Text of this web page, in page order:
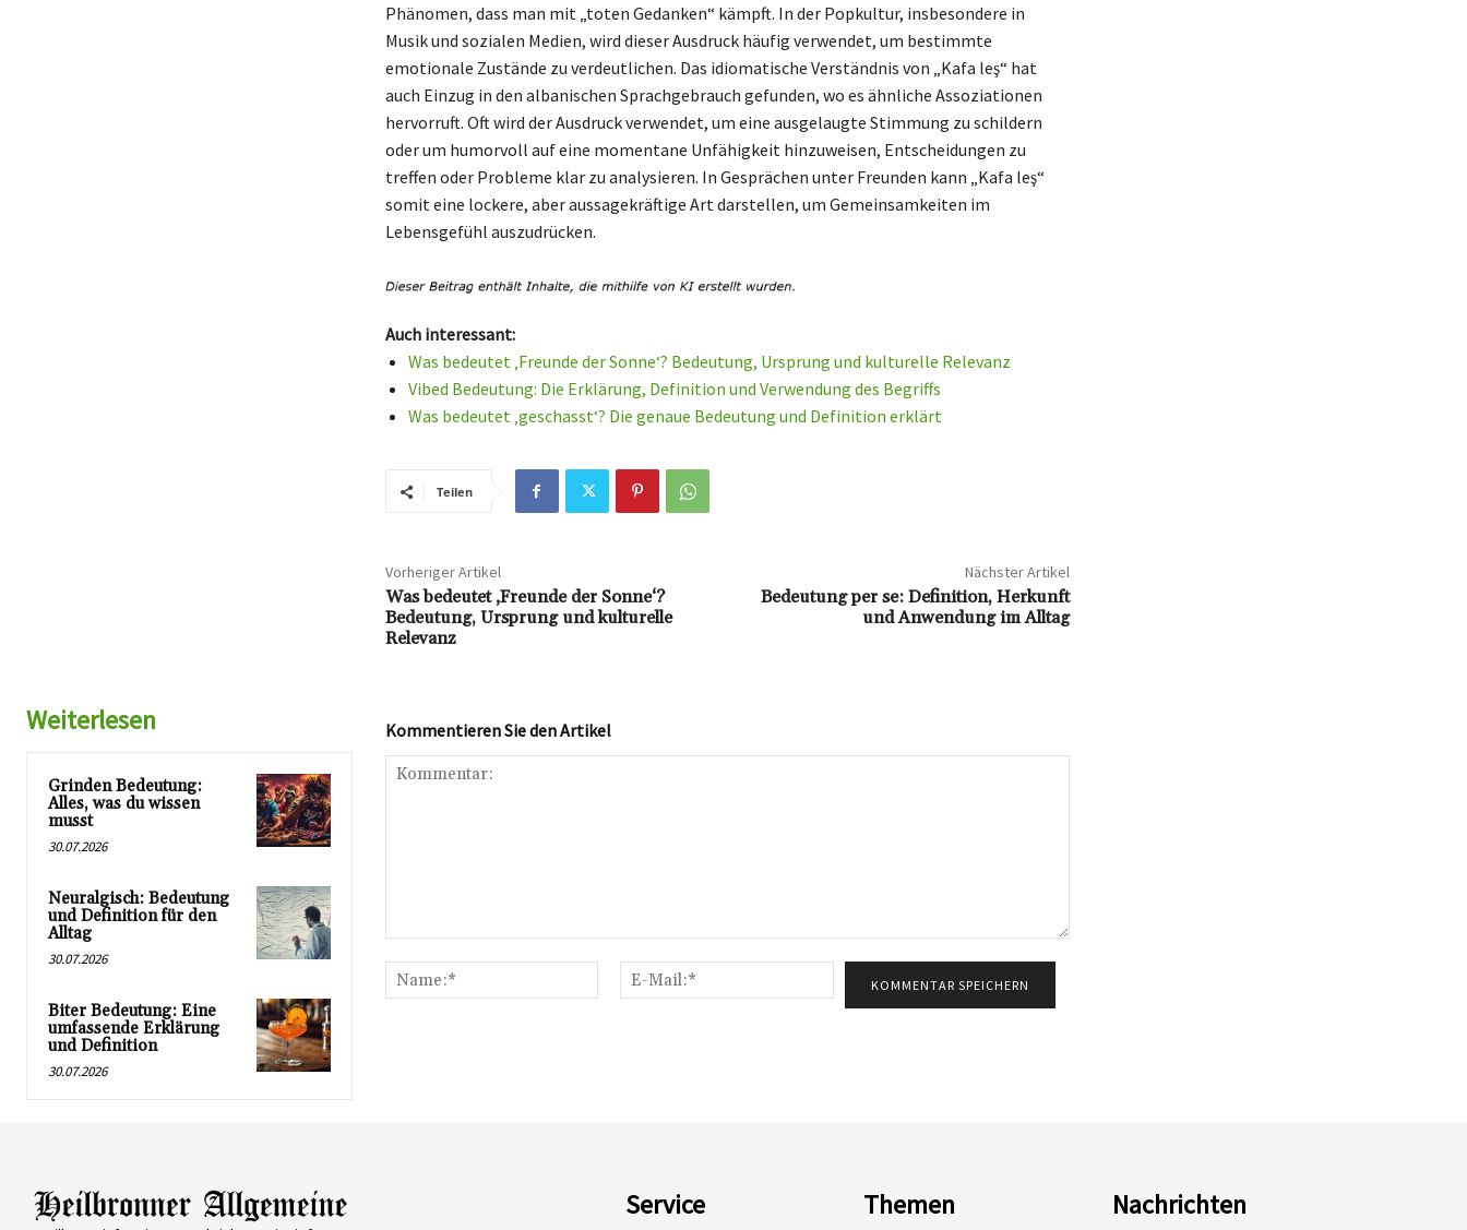
Phänomen, dass man mit „toten Gedanken“ kämpft. In der Popkultur, insbesondere in
Musik und sozialen Medien, wird dieser Ausdruck häufig verwendet, um bestimmte
emotionale Zustände zu verdeutlichen. Das idiomatische Verständnis von „Kafa leş“ hat
auch Einzug in den albanischen Sprachgebrauch gefunden, wo es ähnliche Assoziationen
hervorruft. Oft wird der Ausdruck verwendet, um eine ausgelaugte Stimmung zu schildern
oder um humorvoll auf eine momentane Unfähigkeit hinzuweisen, Entscheidungen zu
treffen oder Probleme klar zu analysieren. In Gesprächen unter Freunden kann „Kafa leş“
somit eine lockere, aber aussagekräftige Art darstellen, um Gemeinsamkeiten im
Lebensgefühl auszudrücken.
Auch interessant:
Was bedeutet ‚Freunde der Sonne‘? Bedeutung, Ursprung und kulturelle Relevanz
Vibed Bedeutung: Die Erklärung, Definition und Verwendung des Begriffs
Was bedeutet ‚geschasst‘? Die genaue Bedeutung und Definition erklärt
Teilen
Vorheriger Artikel
Was bedeutet ‚Freunde der Sonne‘?
Bedeutung, Ursprung und kulturelle
Relevanz
Nächster Artikel
Bedeutung per se: Definition, Herkunft
und Anwendung im Alltag
Weiterlesen
Grinden Bedeutung:
Alles, was du wissen
musst
30.07.2026
Neuralgisch: Bedeutung
und Definition für den
Alltag
30.07.2026
Biter Bedeutung: Eine
umfassende Erklärung
und Definition
30.07.2026
Kommentieren Sie den Artikel
Name:*
Mail:*
Service Themen Nachrichten